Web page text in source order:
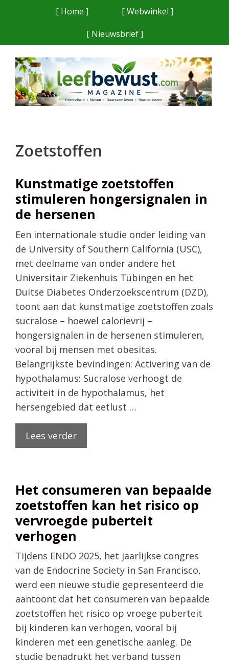
[ Home ]
[ Webwinkel ]
[ Nieuwsbrief ]
Zoetstoffen
Kunstmatige zoetstoffen
stimuleren hongersignalen in
de hersenen
Een internationale studie onder leiding van
de University of Southern California (USC),
met deelname van onder andere het
Universitair Ziekenhuis Tübingen en het
Duitse Diabetes Onderzoekscentrum (DZD),
toont aan dat kunstmatige zoetstoffen zoals
sucralose – hoewel calorievrij –
hongersignalen in de hersenen stimuleren,
vooral bij mensen met obesitas.
Belangrijkste bevindingen: Activering van de
hypothalamus: Sucralose verhoogt de
activiteit in de hypothalamus, het
hersengebied dat eetlust …
Lees verder
Het consumeren van bepaalde
zoetstoffen kan het risico op
vervroegde puberteit
verhogen
Tijdens ENDO 2025, het jaarlijkse congres
van de Endocrine Society in San Francisco,
werd een nieuwe studie gepresenteerd die
aantoont dat het consumeren van bepaalde
zoetstoffen het risico op vroege puberteit
bij kinderen kan verhogen, vooral bij
kinderen met een genetische aanleg. De
studie benadrukt het verband tussen